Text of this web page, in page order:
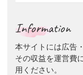
Information
本サイトには広告
その収益を運営費
用ください。